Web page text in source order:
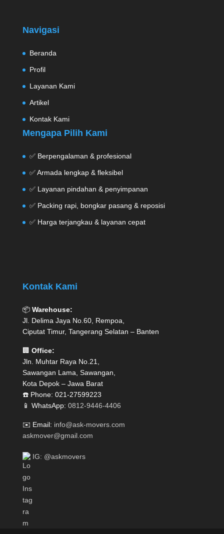
Navigasi
Beranda
Profil
Layanan Kami
Artikel
Kontak Kami
Mengapa Pilih Kami
✅ Berpengalaman & profesional
✅ Armada lengkap & fleksibel
✅ Layanan pindahan & penyimpanan
✅ Packing rapi, bongkar pasang & reposisi
✅ Harga terjangkau & layanan cepat
Kontak Kami
📦 Warehouse:
Jl. Delima Jaya No.60, Rempoa,
Ciputat Timur, Tangerang Selatan – Banten
🏢 Office:
Jln. Muhtar Raya No.21,
Sawangan Lama, Sawangan,
Kota Depok – Jawa Barat
☎️ Phone: 021-27599223
📱 WhatsApp: 0812-9446-4406
✉️ Email: info@ask-movers.com
askmover@gmail.com
IG: @askmovers